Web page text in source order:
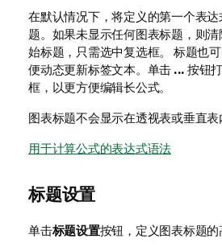
在默认情况下，将定义的第一个表
题。如果未显示任何图表标题，则
始标题，只需选中复选框。 标题也
便动态更新标签文本。单击 ... 按钮
框，以更方便编辑长公式。
图表标题不会显示在透视表或垂直表
用于计算公式的表达式语法
标题设置
单击标题设置按钮，定义图表标题的